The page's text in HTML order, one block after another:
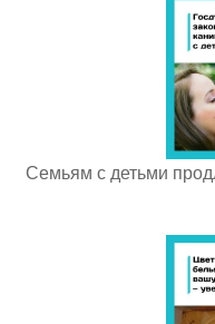
Семьям с детьми